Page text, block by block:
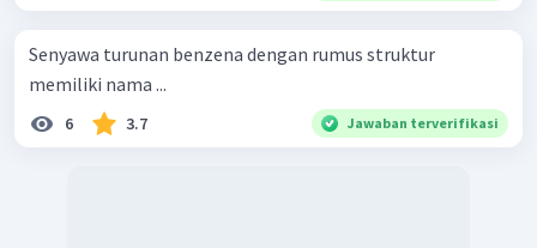
Senyawa turunan benzena dengan rumus struktur
memiliki nama ...
6 3.7 Jawaban terverifikasi